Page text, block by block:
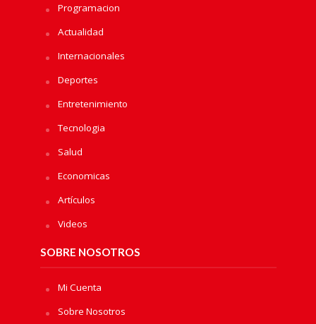
Programacion
Actualidad
Internacionales
Deportes
Entretenimiento
Tecnologia
Salud
Economicas
Artículos
Videos
SOBRE NOSOTROS
Mi Cuenta
Sobre Nosotros